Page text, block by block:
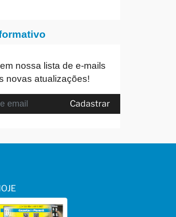
nossa lista de e-mails
novas atualizações!
Cadastrar